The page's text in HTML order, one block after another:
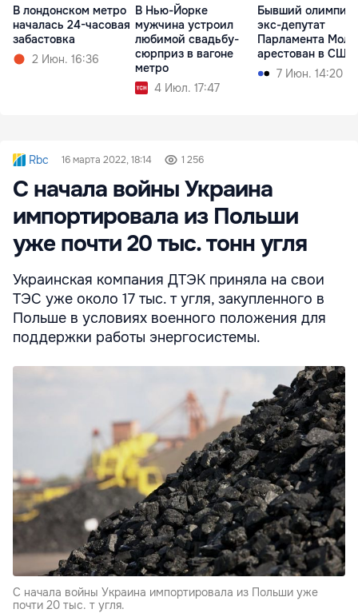
В лондонском метро
началась 24-часовая
забастовка
2 Июн. 16:36
В Нью-Йорке
мужчина устроил
любимой свадьбу-
сюрприз в вагоне
метро
4 Июл. 17:47
Бывший
экс-депутат
Парламента
арестован в США
7 Июн. 14:20
Rbc 16 марта 2022, 18:14 1 256
С начала войны Украина
импортировала из Польши
уже почти 20 тыс. тонн угля
Украинская компания ДТЭК приняла на свои
ТЭС уже около 17 тыс. т угля, закупленного в
Польше в условиях военного положения для
поддержки работы энергосистемы.
С начала войны Украина импортировала из Польши уже
почти 20 тыс. т угля.